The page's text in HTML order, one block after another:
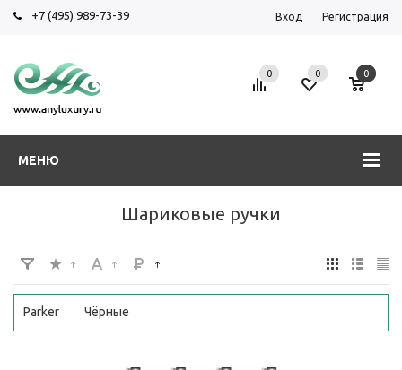
+7 (495) 989-73-39 Вход Регистрация
МЕНЮ
0 0 0
Шариковые ручки
Parker Чёрные